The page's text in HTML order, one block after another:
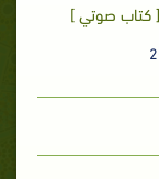
[ كتاب صوتي ]